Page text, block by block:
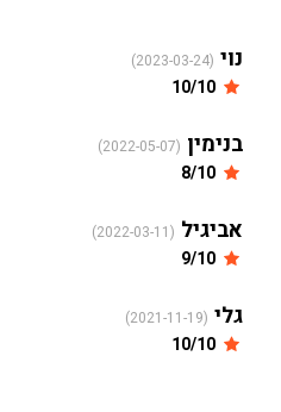
נוי (2023-03-24)
בנימין (2022-05-07)
אביגיל (2022-03-11)
גלי (2021-11-19)